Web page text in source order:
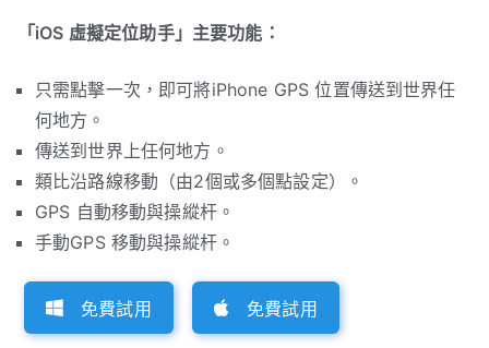
「iOS 虛擬定位助手」主要功能：
只需點擊一次，即可將iPhone GPS 位置傳送到世界任
何地方。
傳送到世界上任何地方。
類比沿路線移動（由2個或多個點設定）。
GPS 自動移動與操縱杆。
手動GPS 移動與操縱杆。
免費試用 免費試用